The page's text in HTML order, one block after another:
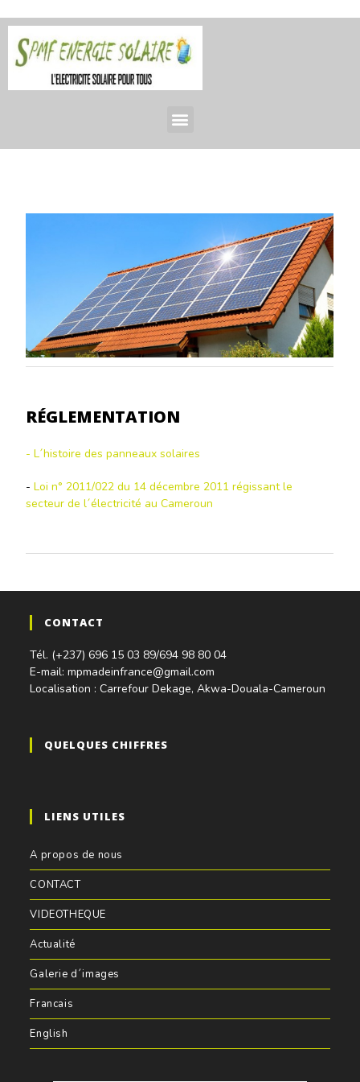
RÉGLEMENTATION
- L´histoire des panneaux solaires
-Loi n° 2011/022 du 14 décembre 2011 régissant le
secteur de l´électricité au Cameroun
CONTACT
Tél. (+237) 696 15 03 89/694 98 80 04
E-mail: mpmadeinfrance@gmail.com
Localisation : Carrefour Dekage, Akwa-Douala-Cameroun
QUELQUES CHIFFRES
LIENS UTILES
A propos de nous
CONTACT
VIDEOTHEQUE
Actualité
Galerie d´images
Francais
English